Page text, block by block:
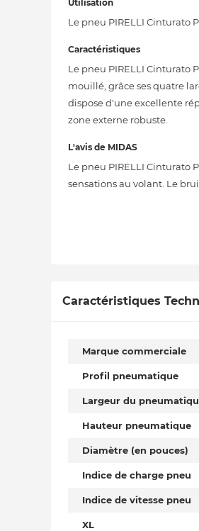
Utilisation
Le pneu PIRELLI Cinturato
Caractéristiques
Le pneu PIRELLI
mouillé, grâce ses quatre
dispose d'une excellente
zone externe robuste.
L'avis de MIDAS
Le pneu PIRELLI Cinturato
sensations au volant. Le
Caractéristiques
Marque commerciale
Profil pneumatique
Largeur du
Hauteur pneumatique
Diamètre (en pouces)
Indice de charge pneu
Indice de vitesse pneu
XL